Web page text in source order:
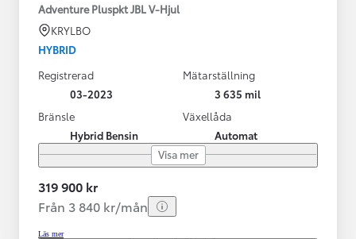
Adventure Pluspkt JBL V-Hjul
KRYLBO
HYBRID
Registrerad
03-2023
Mätarställning
3 635 mil
Bränsle
Hybrid Bensin
Växellåda
Automat
Visa mer
319 900 kr
Från 3 840 kr/mån
Läs mer